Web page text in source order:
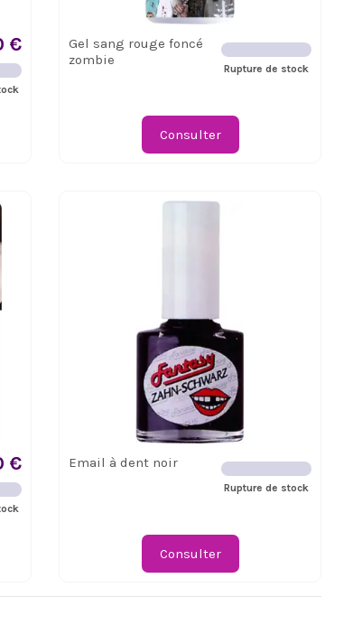
€
Gel sang rouge foncé
zombie
Rupture de stock
Consulter
€ Email à dent noir
Rupture de stock
Consulter